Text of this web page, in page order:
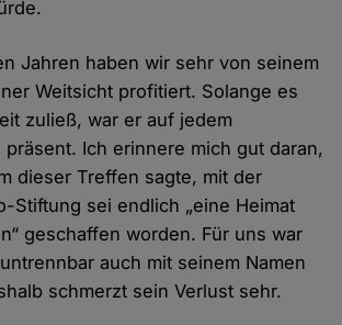
Jahren haben wir sehr von seinem
Weitsicht profitiert. Solange es
zuließ, war er auf jedem
Ich erinnere mich gut daran,
dieser Treffen sagte, mit der
Stiftung sei endlich „eine Heimat
geschaffen worden. Für uns war
auch mit seinem Namen
schmerzt sein Verlust sehr.